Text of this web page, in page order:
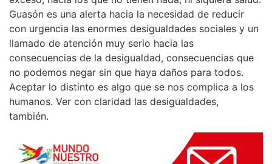
Guasón es una alerta hacia la necesidad de reducir
con urgencia las enormes desigualdades sociales y un
llamado de atención muy serio hacia las
consecuencias de la desigualdad, consecuencias que
no podemos negar sin que haya daños para todos.
Aceptar lo distinto es algo que se nos complica a los
humanos. Ver con claridad las desigualdades,
también.